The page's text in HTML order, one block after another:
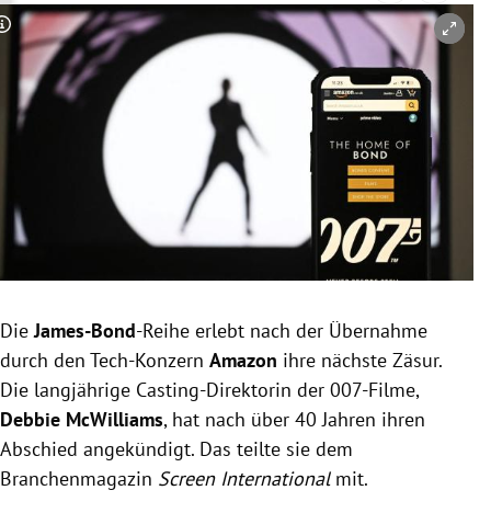
Untermenü
Untermenü
Untermenü
Untermenü
Untermenü
Untermenü
Untermenü
Copyright-Hinweis öffnen/schließen
DieJames-Bond-Reihe erlebt nach der Übernahme
durch den Tech-Konzern Amazon ihre nächste Zäsur.
Die langjährige Casting-Direktorin der 007-Filme,
Debbie McWilliams, hat nach über 40 Jahren ihren
Abschied angekündigt. Das teilte sie dem
Branchenmagazin Screen Internationalmit.